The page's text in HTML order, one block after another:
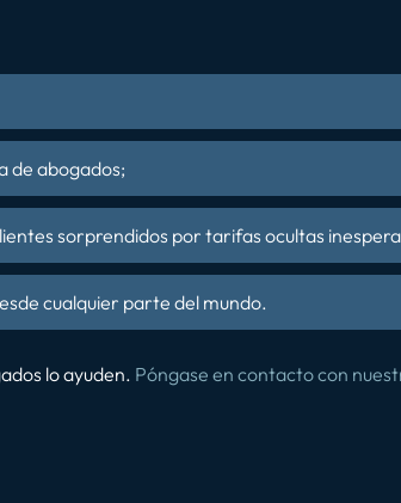
de abogados;
sorprendidos por tarifas ocultas
cualquier parte del mundo.
lo ayuden. Póngase en contacto con